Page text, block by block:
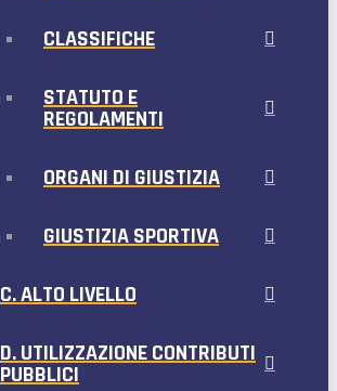
CLASSIFICHE
STATUTO E
REGOLAMENTI
ORGANI DI GIUSTIZIA
GIUSTIZIA SPORTIVA
C. ALTO LIVELLO
D. UTILIZZAZIONE CONTRIBUTI
PUBBLICI